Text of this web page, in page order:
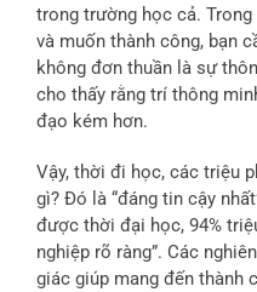
trong trường học cả.
và muốn thành công, bạn
không đơn thuần là sự
cho thấy rằng trí thông
đạo kém hơn.
Vậy, thời đi học, các triệu
gì? Đó là “đáng tin cậy
được thời đại học, 94%
nghiệp rõ ràng”. Các
giác giúp mang đến thành